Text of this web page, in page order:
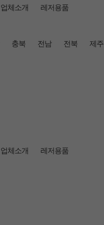
업체소개
레저용품
충북 전남 전북
제주
업체소개 레저용품